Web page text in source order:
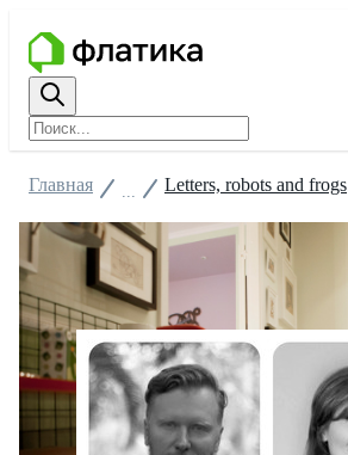
Главная Letters, robots and frogs